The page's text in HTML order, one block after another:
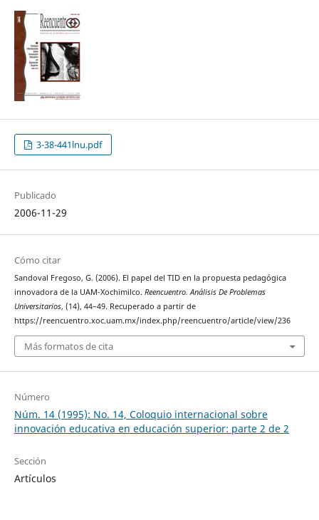
3-38-441lnu.pdf
Publicado
2006-11-29
Cómo citar
Sandoval Fregoso, G. (2006). El papel del TID en la propuesta pedagógica
innovadora de la UAM-Xochimilco. Reencuentro. Análisis De Problemas
Universitarios, (14), 44–49. Recuperado a partir de
https://reencuentro.xoc.uam.mx/index.php/reencuentro/article/view/236
Más formatos de cita
Número
Núm. 14 (1995): No. 14, Coloquio internacional sobre
innovación educativa en educación superior: parte 2 de 2
Sección
Artículos